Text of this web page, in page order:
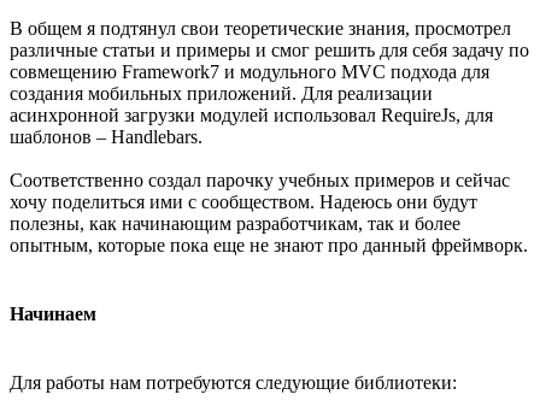
В общем я подтянул свои теоретические знания, просмотрел
различные статьи и примеры и смог решить для себя задачу по
совмещению Framework7 и модульного MVC подхода для
создания мобильных приложений. Для реализации
асинхронной загрузки модулей использовал RequireJs, для
шаблонов – Handlebars.
Соответственно создал парочку учебных примеров и сейчас
хочу поделиться ими с сообществом. Надеюсь они будут
полезны, как начинающим разработчикам, так и более
опытным, которые пока еще не знают про данный фреймворк.
Начинаем
Для работы нам потребуются следующие библиотеки: